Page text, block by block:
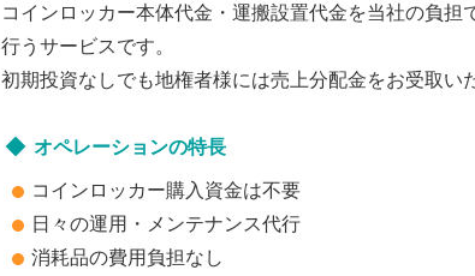
コインロッカー本体代金・運搬設置代金を当社の負
行うサービスです。
初期投資なしでも地権者様には売上分配金をお受取い
オペレーションの特長
コインロッカー購入資金は不要
日々の運用・メンテナンス代行
消耗品の費用負担なし